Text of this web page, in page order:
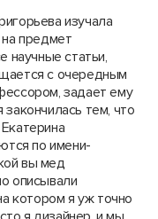
изучала
предмет
научные статьи,
с очередным
задает ему
тем, что
по имени-
вы мед
описывали
котором я уж точно